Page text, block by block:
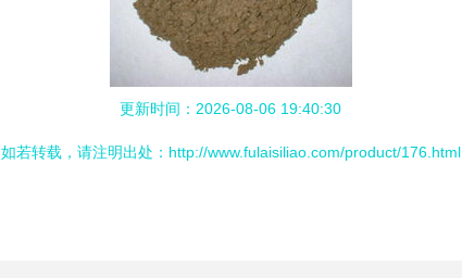
更新时间：2026-08-06 19:40:30
如若转载，请注明出处：http://www.fulaisiliao.com/product/176.html